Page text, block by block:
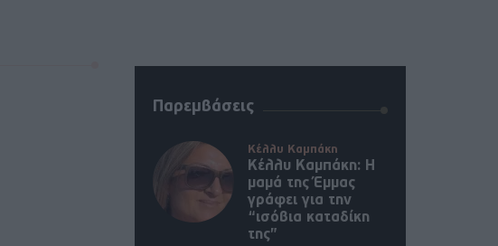
Παρεμβάσεις
Κέλλυ Καμπάκη
Κέλλυ Καμπάκη: Η
μαμά της Έμμας
γράφει για την
“ισόβια καταδίκη
της”